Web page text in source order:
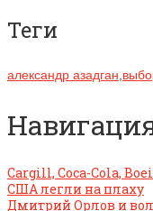
Теги
александр азадган
Cargill, Coca-Cola,
США легли на плаху
Дмитрий Орлов и